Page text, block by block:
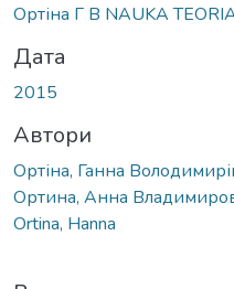
Ортіна Г В NAUKA
Дата
2015
Автори
Ортіна, Ганна
Ортина, Анна
Ortina, Hanna